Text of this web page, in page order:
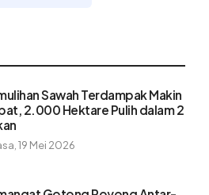
Sawah Terdampak Makin
2.000 Hektare Pulih dalam 2
19 Mei 2026